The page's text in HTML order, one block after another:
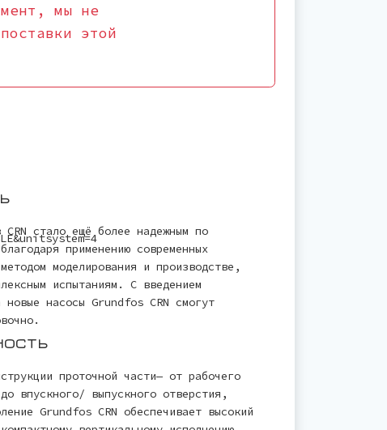
мы не
этой
стало ещё более надежным по
применению современных
моделирования и производстве,
испытаниям. С введением
новые насосы Grundfos CRN смогут
проточной части— от рабочего
впускного/ выпускного отверстия,
Grundfos CRN обеспечивает высокий